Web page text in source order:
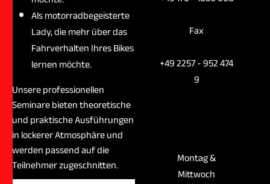
Als motorradbegeisterte
Lady, die mehr über das
Fahrverhalten Ihres Bikes
lernen möchte.
Unsere professionellen
Seminare bieten theoretische
und praktische Ausführungen
in lockerer Atmosphäre und
werden passend auf die
Teilnehmer zugeschnitten.
Fax
+49 2257 - 952 474
9
Montag &
Mittwoch